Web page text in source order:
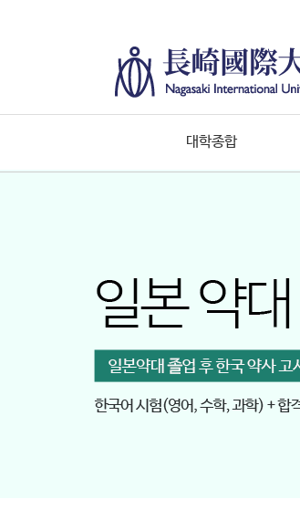
대학종합